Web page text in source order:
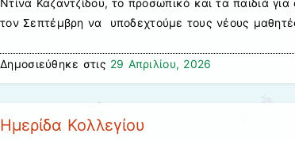
Ντίνα Καζαντζίδου, το προσωπικό και τα παιδιά
τον Σεπτέμβρη να υποδεχτούμε τους νέους
Δημοσιεύθηκε στις 29 Απριλίου, 2026
Ημερίδα Κολλεγίου